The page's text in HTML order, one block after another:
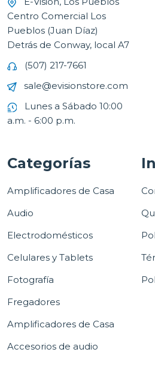
Centro Comercial Los
Pueblos (Juan Díaz)
Detrás de Conway, local A7
(507) 217-7661
sale@evisionstore.com
Lunes a Sábado 10:00
a.m. - 6:00 p.m.
Categorías
Amplificadores de Casa
Audio
Electrodomésticos
Celulares y Tablets
Fotografía
Fregadores
Amplificadores de Casa
Accesorios de audio